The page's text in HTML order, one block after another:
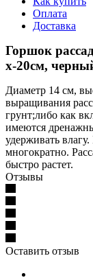
Оплата
Доставка
Горшок
х-20см,
Диаметр 14 см,
выращивания
грунт;либо как
имеются
удерживать
многократно.
быстро растет.
Отзывы
Оставить отзыв